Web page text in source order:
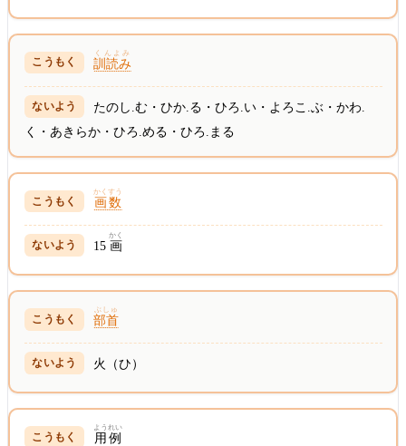
訓読み
くんよみ
たのし.む・ひか.る・ひろ.い・よろこ.ぶ・かわ.
く・あきらか・ひろ.める・ひろ.まる
画数
かくすう
15 画
かく
部首
ぶしゅ
火（ひ）
用例
ようれい